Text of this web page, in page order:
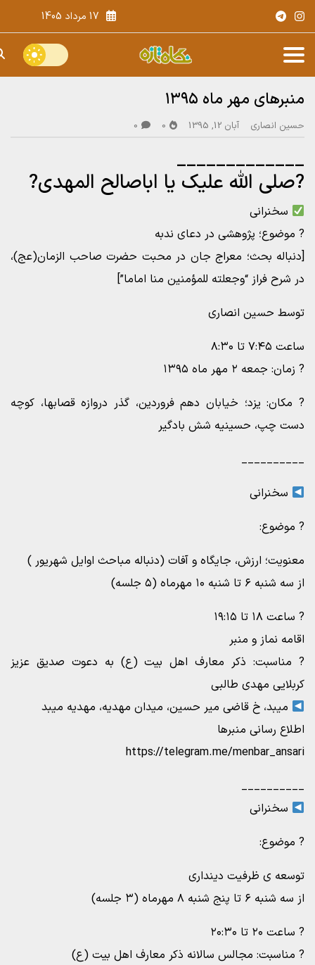
17 مرداد 1405
منبرهای مهر ماه ۱۳۹۵
حسین انصاری آبان 12, 1395 0
0
_____________
?صلی الله علیک یا اباصالح المهدی?
سخنرانی
? موضوع؛ پژوهشی در دعای ندبه
[دنباله بحث؛ معراج جان در محبت حضرت صاحب الزمان(عج)،
در شرح فراز “وجعلته للمؤمنین منا اماما”]
توسط حسین انصاری
ساعت ۷:۴۵ تا ۸:۳۰
? زمان: جمعه ۲ مهر ماه ۱۳۹۵
? مکان: یزد؛ خیابان دهم فروردین، گذر دروازه قصابها، کوچه
دست چپ، حسینیه شش بادگیر
__________
سخنرانی
? موضوع:
معنویت؛ ارزش، جایگاه و آفات (دنباله مباحث اوایل شهریور )
از سه شنبه ۶ تا شنبه ۱۰ مهرماه (۵ جلسه)
? ساعت ۱۸ تا ۱۹:۱۵
اقامه نماز و منبر
? مناسبت: ذکر معارف اهل بیت (ع) به دعوت صدیق عزیز
کربلایی مهدی طالبی
میبد، خ قاضی میر حسین، میدان مهدیه، مهدیه میبد
اطلاع رسانی منبرها
https://telegram.me/menbar_ansari
__________
سخنرانی
? موضوع:
توسعه ی ظرفیت دینداری
از سه شنبه ۶ تا پنج شنبه ۸ مهرماه (۳ جلسه)
? ساعت ۲۰ تا ۲۰:۳۰
? مناسبت: مجالس سالانه ذکر معارف اهل بیت (ع)